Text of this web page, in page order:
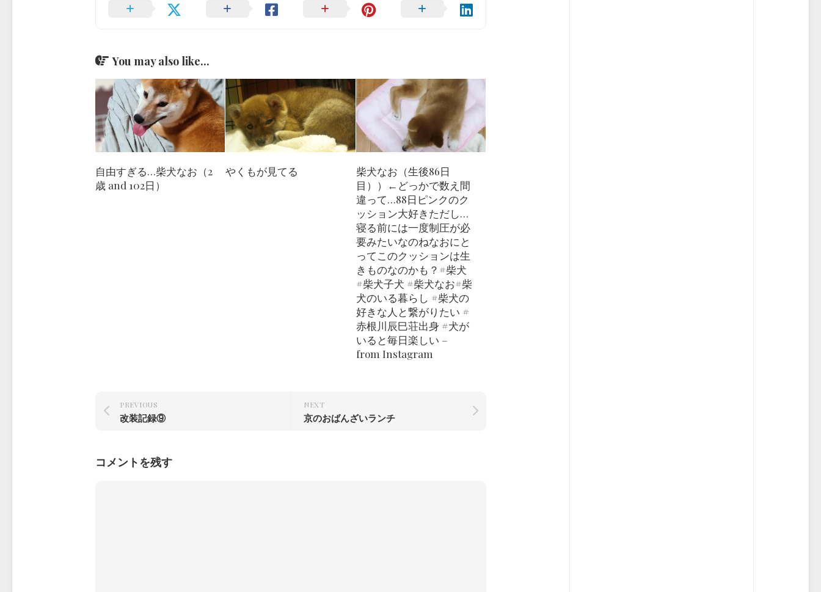
You may also like...
自由すぎる…柴犬なお（2
歳 and 102日）
やくもが見てる
柴犬なお（生後86日
目））←どっかで数え間
違って…88日ピンクのク
ッション大好きただし…
寝る前には一度制圧が必
要みたいなのねなおにと
ってこのクッションは生
きものなのかも？#柴犬
#柴犬子犬 #柴犬なお#柴
犬のいる暮らし #柴犬の
好きな人と繋がりたい #
赤根川辰巳荘出身 #犬が
いると毎日楽しい –
from Instagram
NEXT
京のおばんざいランチ
PREVIOUS
改装記録⑨
コメントを残す